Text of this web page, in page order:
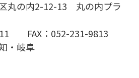
丸の内2-12-13 丸の内プラ
FAX：052-231-9813
・岐阜